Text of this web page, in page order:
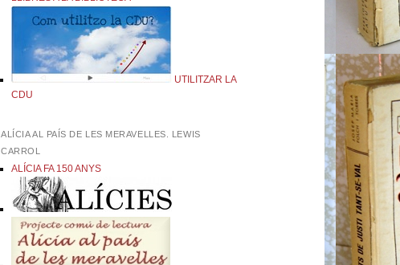
UTILITZAR LA
CDU
ALÍCIA AL PAÍS DE LES MERAVELLES. LEWIS
CARROL
ALÍCIA FA 150 ANYS